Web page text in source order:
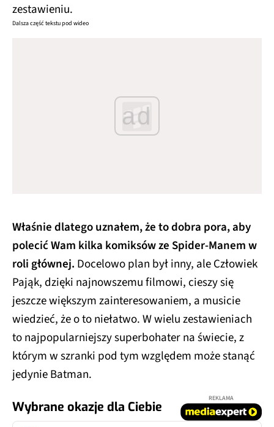
zestawieniu.
Dalsza część tekstu pod wideo
ad
Właśnie dlatego uznałem, że to dobra pora, aby
polecić Wam kilka komiksów ze Spider-Manem w
roli głównej. Docelowo plan był inny, ale Człowiek
Pająk, dzięki najnowszemu filmowi, cieszy się
jeszcze większym zainteresowaniem, a musicie
wiedzieć, że o to niełatwo. W wielu zestawieniach
to najpopularniejszy superbohater na świecie, z
którym w szranki pod tym względem może stanąć
jedynie Batman.
Wybrane okazje dla Ciebie
REKLAMA